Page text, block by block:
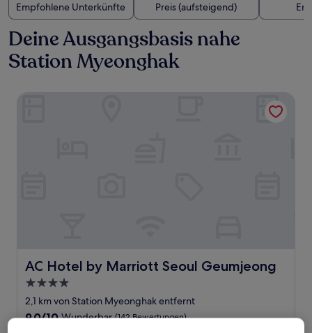
Empfohlene Unterkünfte
Preis (aufsteigend)
Deine Ausgangsbasis nahe
Station Myeonghak
AC Hotel by Marriott Seoul Geumjeong
AC Hotel by Marriott Seoul Geumjeong
4.0-
Sterne-
Unterkunft
2,1 km von Station Myeonghak entfernt
9.0
9,0/10 Wunderbar (142 Bewertungen)